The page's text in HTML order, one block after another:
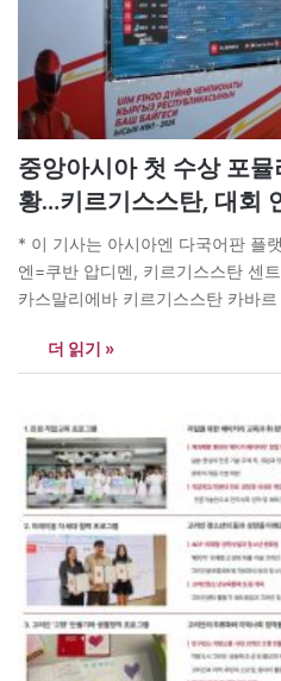
중앙아시아 첫 수상 포
황…키르기스스탄, 대회
* 이 기사는 아시아엔 다국어판 플
엔=쿠반 압디멘, 키르기스스탄 센
카스말리에바 키르기스스탄 카바
스탄 이식쿨 호수에서 막을 내렸다
큰 규모의 국제 행사 중 하나로 기
더 읽기 »